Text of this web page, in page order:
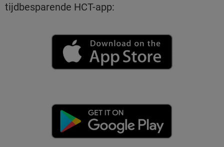
tijdbesparende HCT-app: